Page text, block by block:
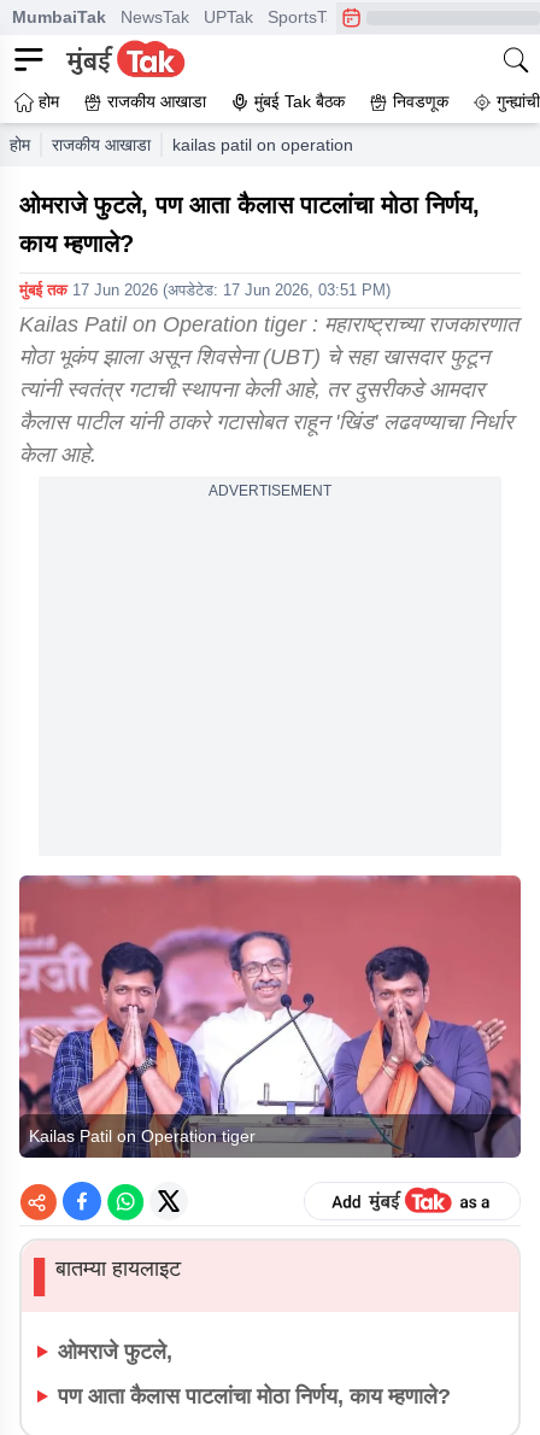
MumbaiTak NewsTak UPTak SportsTak CrimeTak
होम राजकीय आखाडा मुंबई Tak बैठक निवडणूक
होम राजकीय आखाडा kailas patil on operation tiger says will stay
ओमराजे फुटले, पण आता कैलास पाटलांचा मोठा निर्णय,
काय म्हणाले?
मुंबई तक 17 Jun 2026 (अपडेटेड: 17 Jun 2026, 03:51 PM)
Kailas Patil on Operation tiger : महाराष्ट्राच्या राजकारणात
मोठा भूकंप झाला असून शिवसेना (UBT) चे सहा खासदार फुटून
त्यांनी स्वतंत्र गटाची स्थापना केली आहे, तर दुसरीकडे आमदार
कैलास पाटील यांनी ठाकरे गटासोबत राहून 'खिंड' लढवण्याचा निर्धार
केला आहे.
ADVERTISEMENT
Kailas Patil on Operation tiger
▌बातम्या हायलाइट
ओमराजे फुटले,
पण आता कैलास पाटलांचा मोठा निर्णय, काय म्हणाले?